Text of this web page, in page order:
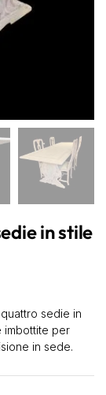
in stile
sedie in
imbottite per
in sede.